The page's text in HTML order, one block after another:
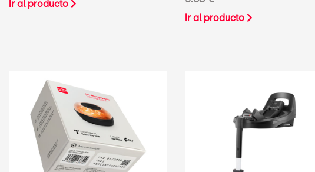
Ir al producto
Ir al producto